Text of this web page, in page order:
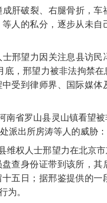
肝破裂、右腿骨折，
人的私分，逐步从未
邢望力因关注息县访
底，邢望力被非法拘禁
受到律师界、国际媒
南省罗山县灵山镇看望
派出所房涛等人的威胁
维权人士邢望力在北京
查身份证带到该所，
五日；据邢鉴提供的
为。